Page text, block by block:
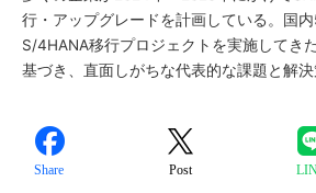
行・アップグレードを計画している。国
S/4HANA移行プロジェクトを実施してき
基づき、直面しがちな代表的な課題と解決
Share Post